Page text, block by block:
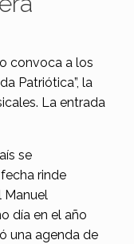
convoca a los
Patriótica”, la
La entrada
se
rinde
Manuel
día en el año
una agenda de